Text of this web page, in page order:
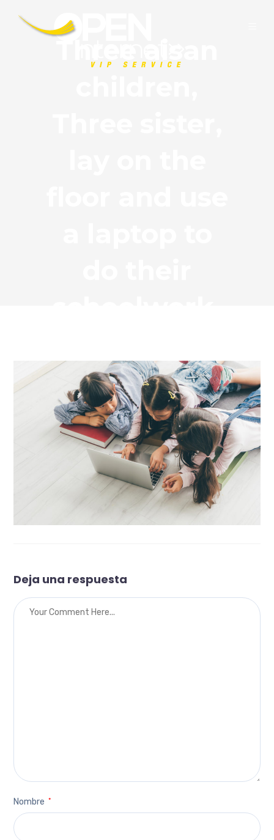
Deja una respuesta
Nombre *